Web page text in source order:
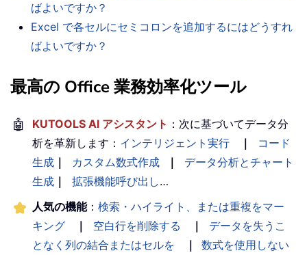
ばよいですか？
Excel で各セルにセミコロンを追加するにはどうすれ
ばよいですか？
最高の Office 業務効率化ツール
🤖 KUTOOLS AI アシスタント ：次に基づいてデータ分
析を革新します： インテリジェント実行 ｜
コード
生成 ｜ カスタム数式作成 ｜
データ分析とチャート
生成 ｜ 拡張機能呼び出し…
人気の機能： 検索・ハイライト、または重複をマー
キング
｜ 空白行を削除する ｜
データを失うこ
となく列の結合またはセルを
｜
数式を使用しない